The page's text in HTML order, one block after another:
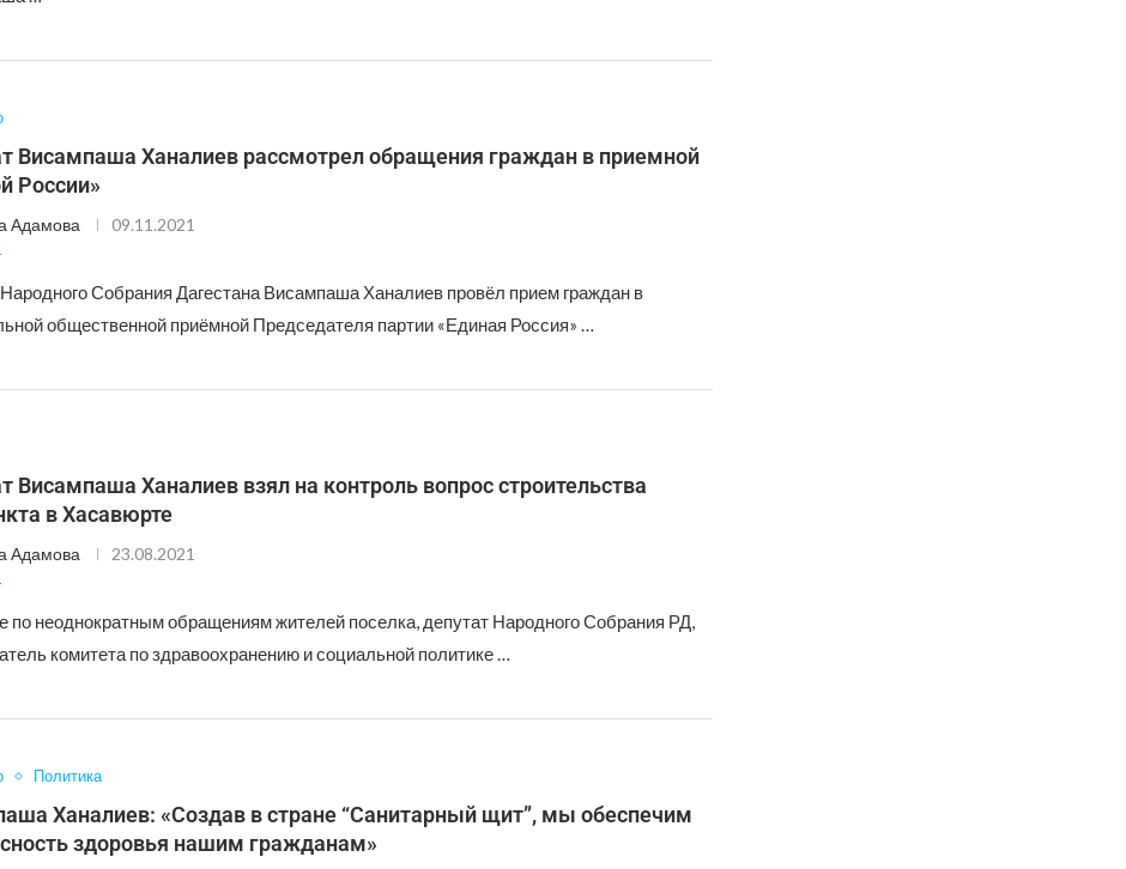
Висампаша Ханалиев рассмотрел обращения граждан в приемной
России»
Адамова 09.11.2021
Собрания Дагестана Висампаша Ханалиев провёл прием граждан в
общественной приёмной Председателя партии «Единая Россия» …
Висампаша Ханалиев взял на контроль вопрос строительства
в Хасавюрте
Адамова 23.08.2021
по неоднократным обращениям жителей поселка, депутат Народного Собрания РД,
комитета по здравоохранению и социальной политике …
Политика
Ханалиев: «Создав в стране “Санитарный щит”, мы обеспечим
здоровья нашим гражданам»